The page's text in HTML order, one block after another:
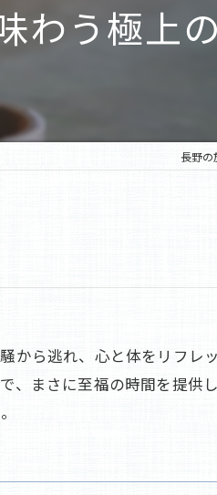
わう極上
長野
から逃れ、心と体をリフ
まさに至福の時間を提供